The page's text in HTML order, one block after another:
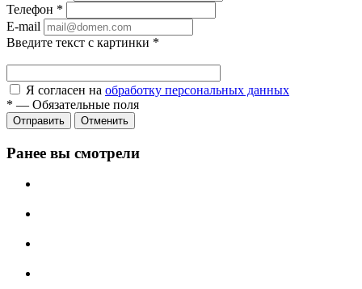
Телефон *
E-mail
Введите текст с картинки *
Я согласен на обработку персональных данных
* — Обязательные поля
Отправить Отменить
Ранее вы смотрели